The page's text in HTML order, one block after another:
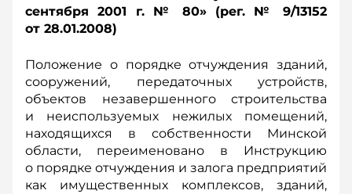
сентября 2001 г. № 80» (рег. № 9/13152
от 28.01.2008)
Положение о порядке отчуждения зданий,
сооружений, передаточных устройств,
объектов незавершенного строительства
и неиспользуемых нежилых помещений,
находящихся в собственности Минской
области, переименовано в Инструкцию
о порядке отчуждения и залога предприятий
как имущественных комплексов, зданий,